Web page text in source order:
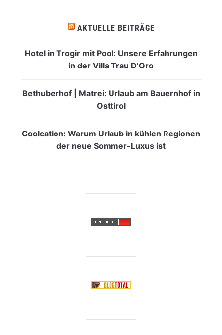
AKTUELLE BEITRÄGE
Hotel in Trogir mit Pool: Unsere Erfahrungen
in der Villa Trau D’Oro
Bethuberhof | Matrei: Urlaub am Bauernhof in
Osttirol
Coolcation: Warum Urlaub in kühlen Regionen
der neue Sommer-Luxus ist